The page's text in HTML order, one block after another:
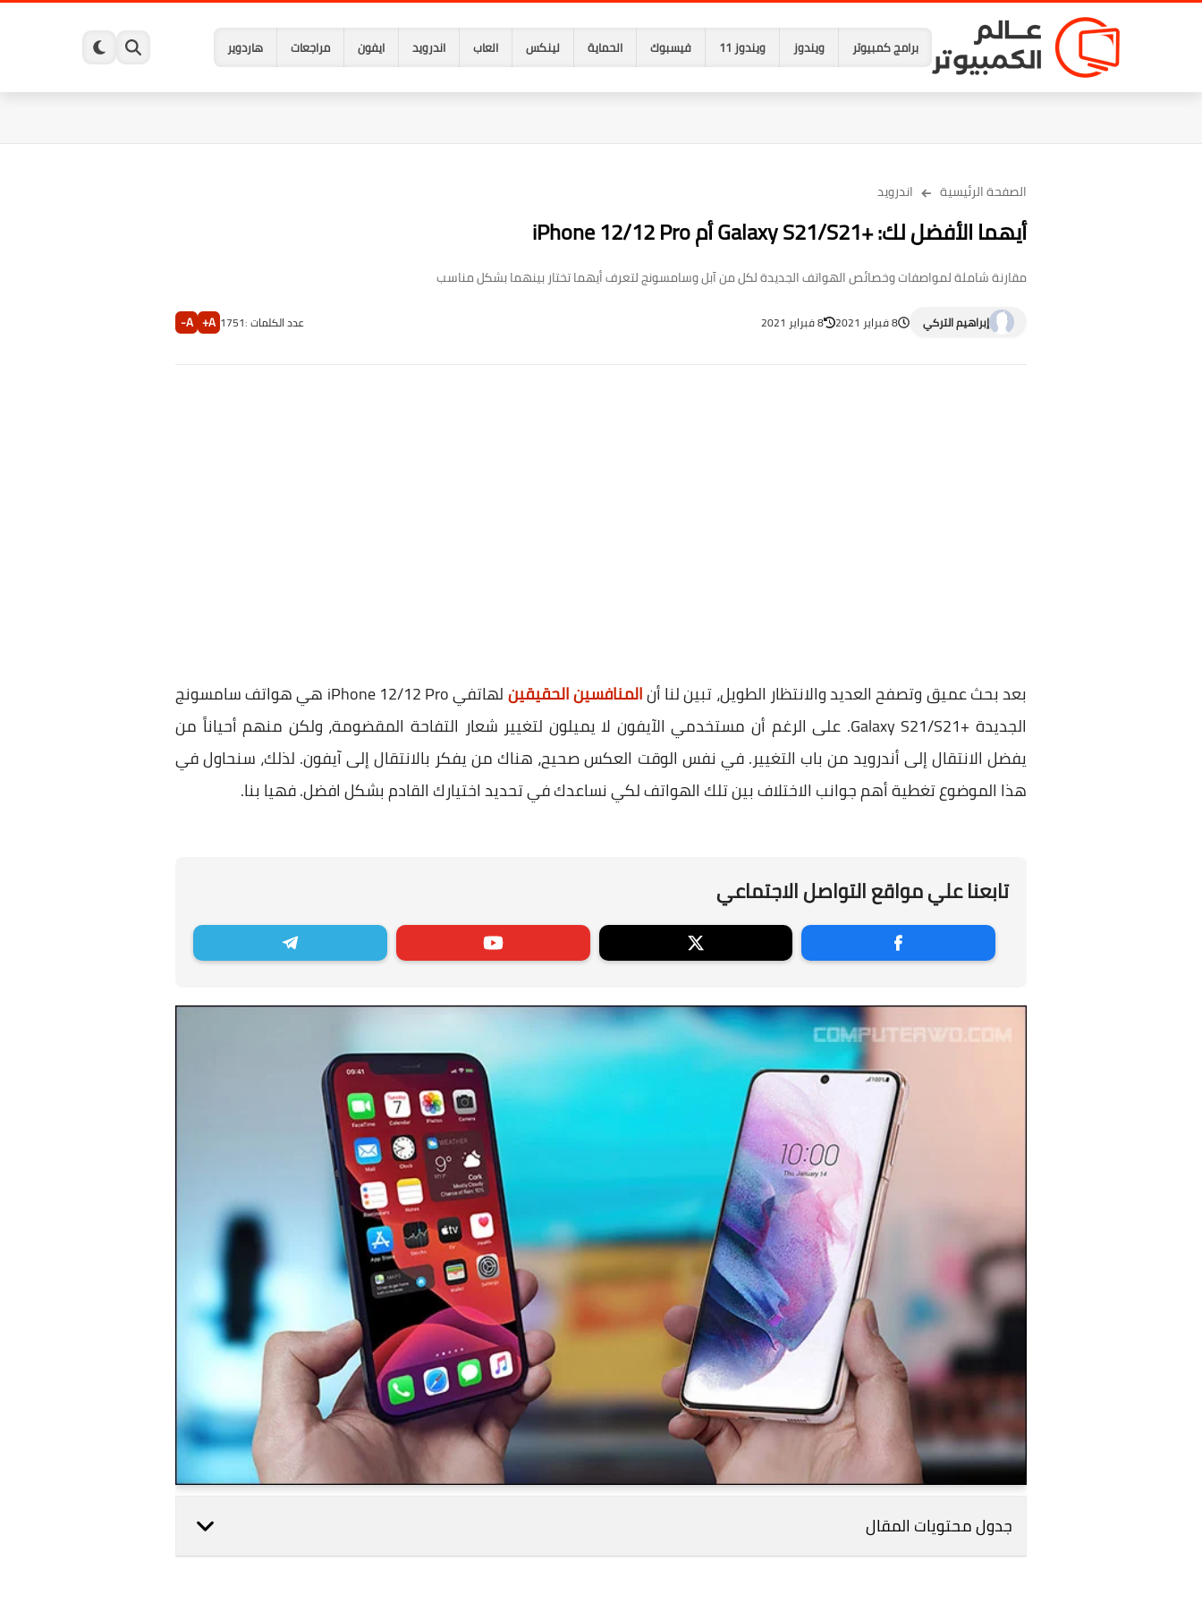
برامج كمبيوتر ويندوز ويندوز 11 فيسبوك الحماية لينكس العاب اندرويد ايفون مراجعات هاردوير
الصفحة الرئيسية اندرويد
أيهما الأفضل لك: +Galaxy S21/S21 أم iPhone 12/12 Pro
مقارنة شاملة لمواصفات وخصائص الهواتف الجديدة لكل من آبل وسامسونج لتعرف أيهما تختار بينهما بشكل مناسب
إبراهيم التركي 8 فبراير 2021 8 فبراير 2021 عدد الكلمات :1751
A+
A-
بعد بحث عميق وتصفح العديد والانتظار الطويل، تبين لنا أنالمنافسين الحقيقين
لهاتفي iPhone 12/12 Pro هي هواتف سامسونج
الجديدة +Galaxy S21/S21. على الرغم أن مستخدمي الآيفون لا يميلون لتغيير شعار التفاحة المقضومة، ولكن منهم أحياناً من
يفضل الانتقال إلى أندرويد من باب التغيير. في نفس الوقت العكس صحيح، هناك من يفكر بالانتقال إلى آيفون. لذلك، سنحاول في
هذا الموضوع تغطية أهم جوانب الاختلاف بين تلك الهواتف لكي نساعدك في تحديد اختيارك القادم بشكل افضل. فهيا بنا.
تابعنا علي مواقع التواصل الاجتماعي
جدول محتويات المقال